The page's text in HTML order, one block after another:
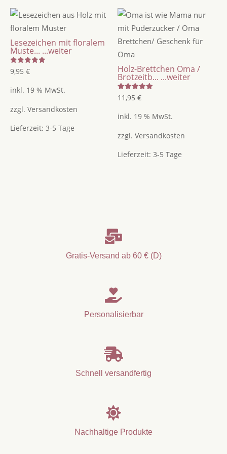
Lesezeichen mit floralem
Muste... ...weiter
Bewertet
mit
von 5
9,95 €
inkl. 19 % MwSt.
zzgl. Versandkosten
Lieferzeit: 3-5 Tage
Holz-Brettchen Oma /
Brotzeitb... ...weiter
Bewertet
mit
von 5
11,95€
inkl. 19 % MwSt.
zzgl.Versandkosten
Lieferzeit:3-5 Tage

Gratis-Versand ab 60 € (D)

Personalisierbar

Schnell versandfertig

Nachhaltige Produkte